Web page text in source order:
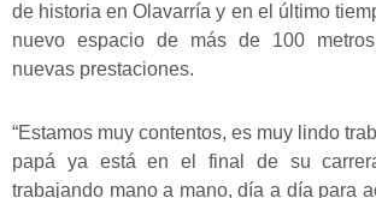
de historia en Olavarría y en el último
nuevo espacio de más de 100
nuevas prestaciones.
“Estamos muy contentos, es muy lindo
papá ya está en el final de su
trabajando mano a mano, día a día para